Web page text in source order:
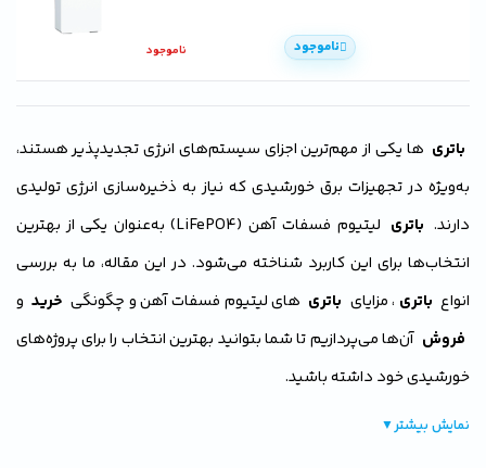
ناموجود ناموجود
باتری ها یکی از مهم‌ترین اجزای سیستم‌های انرژی تجدیدپذیر هستند،
به‌ویژه در تجهیزات برق خورشیدی که نیاز به ذخیره‌سازی انرژی تولیدی
دارند. باتری
لیتیوم فسفات آهن (LiFePO4) به‌عنوان یکی از بهترین
انتخاب‌ها برای این کاربرد شناخته می‌شود. در این مقاله، ما به بررسی
انواع باتری ، مزایای باتری های لیتیوم فسفات آهن و چگونگی خرید و
فروش آن‌ها می‌پردازیم تا شما بتوانید بهترین انتخاب را برای پروژه‌های
خورشیدی خود داشته باشید.
چرا باتری لیتیوم فسفات آهن بهترین
نمایش بیشتر▼